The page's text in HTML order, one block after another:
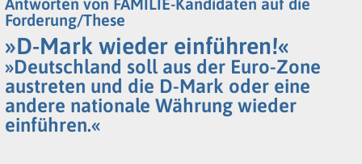
Forderung/These
»D-Mark wieder einführen!«
»Deutschland soll aus der Euro-Zone
austreten und die D-Mark oder eine
andere nationale Währung wieder
einführen.«